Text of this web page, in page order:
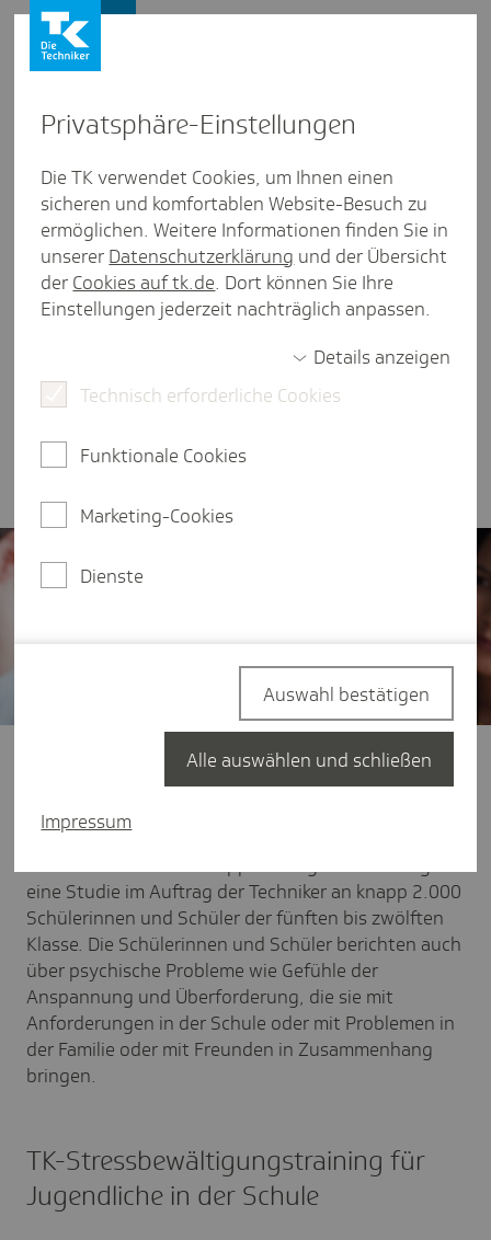
SNAKE - Stress­be­wäl­ti­gung für
Klasse 7-9
ebenfalls Jugendliche unter Stress in der Schule,
der Freizeit oder in der Familie. Die Techniker
Bewältigung von stressverursachenden Faktoren
mit einem speziellen Trainingsprogramm.
eine Minute Lesezeit
Lebenswelten Gesunde Schule
Stresssymptome sind bereits im Jugendalter weit
verbreitet. So hat etwa jeder zweite Jugendliche
mindestens einmal wöchentlich Kopfschmerzen oder
Schlafprobleme, jeder Dritte klagt über
eine Studie im Auftrag der Techniker an knapp 2.000
Schülerinnen und Schüler der fünften bis zwölften
Klasse. Die Schülerinnen und Schüler berichten auch
über psychische Probleme wie Gefühle der
Anspannung und Überforderung, die sie mit
Anforderungen in der Schule oder mit Problemen in
der Familie oder mit Freunden in Zusammenhang
bringen.
TK-Stressbewältigungstraining für
Jugendliche in der Schule
Privat­sphäre-Einstel­lungen
Die TK verwendet Cookies, um Ihnen einen
sicheren und komfortablen Website-Besuch zu
ermöglichen. Weitere Informationen finden Sie in
unserer Datenschutzerklärung und der Übersicht
der Cookies auf tk.de. Dort können Sie Ihre
Einstellungen jederzeit nachträglich anpassen.
Details anzeigen
Technisch erforderliche Cookies
Funktionale Cookies
Marketing-Cookies
Dienste
Impressum
Auswahl bestätigen
Alle auswählen und schließen